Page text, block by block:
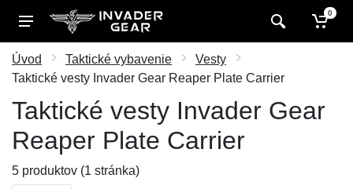
0
Úvod Taktické vybavenie
Vesty
Taktické vesty Invader Gear Reaper Plate Carrier
Taktické vesty Invader Gear
Reaper Plate Carrier
5 produktov (1 stránka)